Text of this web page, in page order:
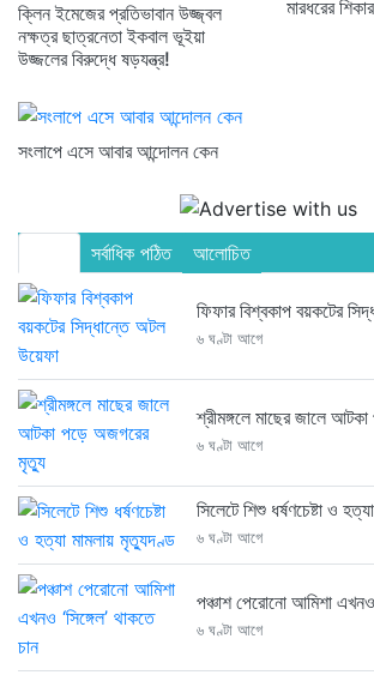
ক্লিন ইমেজের প্রতিভাবান উজ্জ্বল
নক্ষত্র ছাত্রনেতা ইকবাল ভূইয়া
উজ্জলের বিরুদ্ধে ষড়যন্ত্র!
মারধরের
সংলাপে এসে আবার আন্দোলন কেন
সর্বাধিক পঠিত আলোচিত
ফিফার বিশ্বকাপ বয়কটের
৬ ঘণ্টা আগে
শ্রীমঙ্গলে মাছের জালে
৬ ঘণ্টা আগে
সিলেটে শিশু ধর্ষণচেষ্টা ও
৬ ঘণ্টা আগে
পঞ্চাশ পেরোনো আমিশা এখনও
৬ ঘণ্টা আগে